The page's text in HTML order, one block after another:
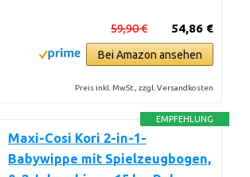
54,86 €
59,90 €
Bei Amazon ansehen
Preis inkl. MwSt., zzgl. Versandkosten
EMPFEHLUNG
Maxi-Cosi Kori 2-in-1-
Babywippe mit Spielzeugbogen,